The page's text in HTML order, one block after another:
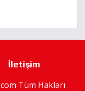
İletişim
Tüm Hakları